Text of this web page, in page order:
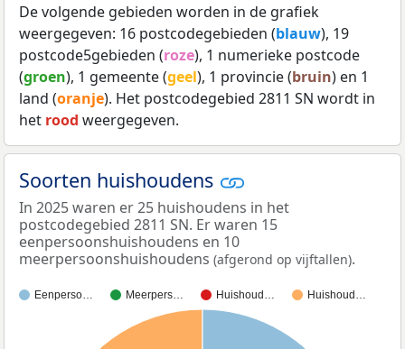
De volgende gebieden worden in de grafiek
weergegeven: 16 postcodegebieden (blauw), 19
postcode5gebieden (roze), 1 numerieke postcode
(groen), 1 gemeente (geel), 1 provincie (bruin) en 1
land (oranje). Het postcodegebied 2811 SN wordt in
het rood weergegeven.
Soorten huishoudens
In 2025 waren er 25 huishoudens in het
postcodegebied 2811 SN. Er waren 15
eenpersoonshuishoudens en 10
meerpersoonshuishoudens (afgerond op vijftallen).
Eenperso… Meerpers… Huishoud… Huishoud…